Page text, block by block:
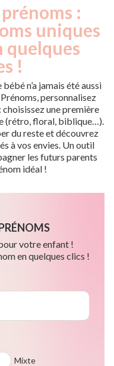
:
uniques
quelques
!
n’a jamais été aussi
personnalisez
une première
(rétro, floral, biblique…).
du reste et découvrez
à vos envies. Un outil
les futurs parents
idéal !
votre enfant !
en quelques clics !
Mixte